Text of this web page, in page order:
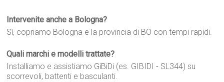
Intervenite anche a Bologna?
Sì, copriamo Bologna e la provincia di BO con tempi rapidi.
Quali marchi e modelli trattate?
Installiamo e assistiamo GiBiDi (es. GIBIDI - SL344) su
scorrevoli, battenti e basculanti.